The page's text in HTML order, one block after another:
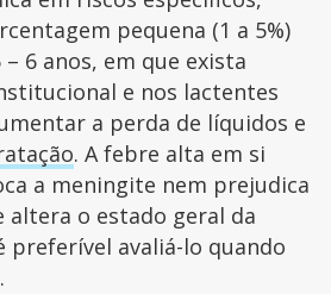
pequena (1 a 5%)
6 anos, em que exista
e nos lactentes
a perda de líquidos e
. A febre alta em si
a meningite nem prejudica
altera o estado geral da
preferível avaliá-lo quando